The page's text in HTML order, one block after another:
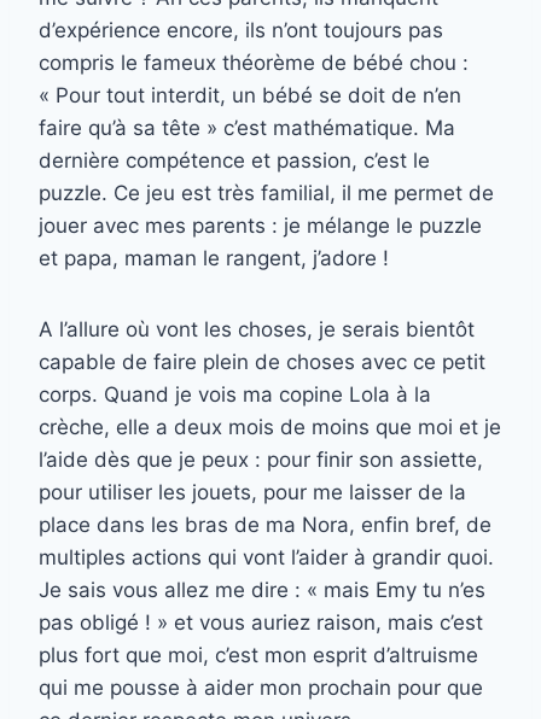
d’expérience encore, ils n’ont toujours pas
compris le fameux théorème de bébé chou :
« Pour tout interdit, un bébé se doit de n’en
faire qu’à sa tête » c’est mathématique. Ma
dernière compétence et passion, c’est le
puzzle. Ce jeu est très familial, il me permet de
jouer avec mes parents : je mélange le puzzle
et papa, maman le rangent, j’adore !
A l’allure où vont les choses, je serais bientôt
capable de faire plein de choses avec ce petit
corps. Quand je vois ma copine Lola à la
crèche, elle a deux mois de moins que moi et je
l’aide dès que je peux : pour finir son assiette,
pour utiliser les jouets, pour me laisser de la
place dans les bras de ma Nora, enfin bref, de
multiples actions qui vont l’aider à grandir quoi.
Je sais vous allez me dire : « mais Emy tu n’es
pas obligé ! » et vous auriez raison, mais c’est
plus fort que moi, c’est mon esprit d’altruisme
qui me pousse à aider mon prochain pour que